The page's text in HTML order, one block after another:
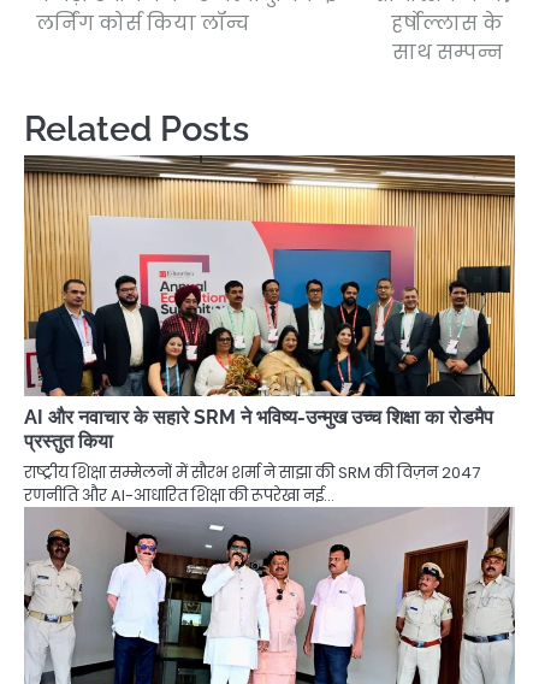
लर्निंग कोर्स किया लॉन्च
हर्षोल्लास के
साथ सम्पन्न
Related Posts
AI और नवाचार के सहारे SRM ने भविष्य-उन्मुख उच्च शिक्षा का रोडमैप
प्रस्तुत किया
राष्ट्रीय शिक्षा सम्मेलनों में सौरभ शर्मा ने साझा की SRM की विज़न 2047
रणनीति और AI-आधारित शिक्षा की रूपरेखा नई…